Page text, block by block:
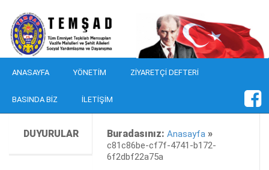
ANASAYFA YÖNETIM ZIYARETÇI DEFTERI
BASINDA BIZ İLETIŞIM
DUYURULAR Buradasınız:Anasayfa »
c81c86be-cf7f-4741-b172-
6f2dbf22a75a